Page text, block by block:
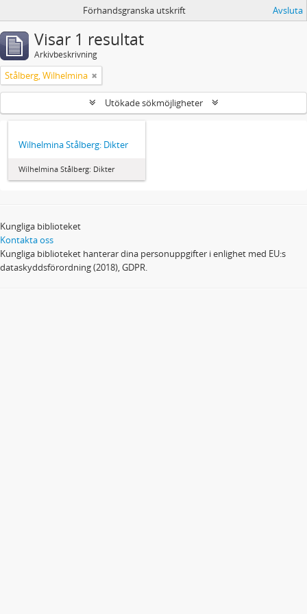
Förhandsgranska utskrift Avsluta
Visar 1 resultat
Arkivbeskrivning
Stålberg, Wilhelmina
Utökade sökmöjligheter
Wilhelmina Stålberg: Dikter
Wilhelmina Stålberg: Dikter
Kungliga biblioteket
Kontakta oss
Kungliga biblioteket hanterar dina personuppgifter i enlighet med EU:s
dataskyddsförordning (2018), GDPR.